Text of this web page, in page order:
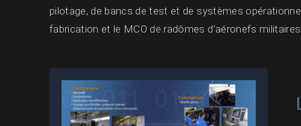
pilotage, de bancs de test et de systèmes
fabrication et le MCO de radômes d’aéronefs militaires.